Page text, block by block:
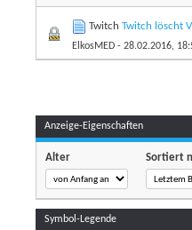
TwitchTwitch löscht
ElkosMED - 28.02.2016,
Anzeige-Eigenschaften
Alter Sortiert
Symbol-Legende